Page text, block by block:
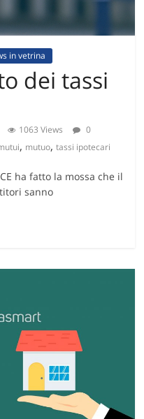
in vetrina
dei tassi
1063 Views
0
, mutuo,tassi ipotecari
ha fatto la mossa che il
sanno